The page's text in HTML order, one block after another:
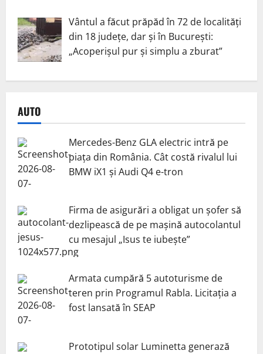
Vântul a făcut prăpăd în 72 de localități
din 18 județe, dar și în București:
„Acoperișul pur și simplu a zburat”
AUTO
Mercedes-Benz GLA electric intră pe
piața din România. Cât costă rivalul lui
BMW iX1 și Audi Q4 e-tron
Firma de asigurări a obligat un șofer să
dezlipească de pe mașină autocolantul
cu mesajul „Isus te iubește”
Armata cumpără 5 autoturisme de
teren prin Programul Rabla. Licitația a
fost lansată în SEAP
Prototipul solar Luminetta generază